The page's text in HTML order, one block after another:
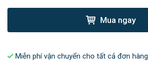
Mua ngay
Miễn phí vận chuyển cho tất cả đơn